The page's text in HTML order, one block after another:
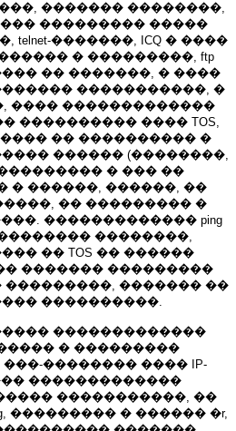
������� ��������,
��������� �����
�������, ICQ � ����
� ���������, ftp
�� �������, � ����
�����������, �
���� �������������
���������� ���� TOS,
�� ���������� �
������ (��������,
� ��� ��
� ������, ������, ��
�� ��������� �
������������� ping
��������,
�� TOS �� ������
������� ���������
������� ��
����������.
�������������
� ���������
�������� ���� IP-
�������������
�����������, ��
��������� � ������ �r,